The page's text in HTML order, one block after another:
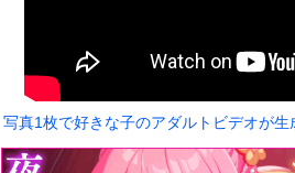
【緊急】肛門にスティックのり入れたけど出てこ
お知らせ
【動画】逃げる判断はやっ！埼玉でスマホ運転
写真1枚で好きな子のアダルトビデオが生